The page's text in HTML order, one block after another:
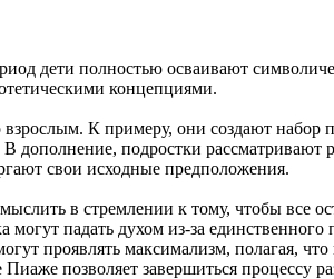
дети полностью осваивают
концепциями.
К примеру, они создают
дополнение, подростки рассматривают
свои исходные предположения.
в стремлении к тому, чтобы все
падать духом из-за
проявлять максимализм, полагая,
позволяет завершиться процессу